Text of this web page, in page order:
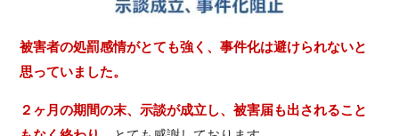
被害者の処罰感情がとても強く、事件化は避けられないと
思っていました。
２ヶ月の期間の末、示談が成立し、被害届も出されること